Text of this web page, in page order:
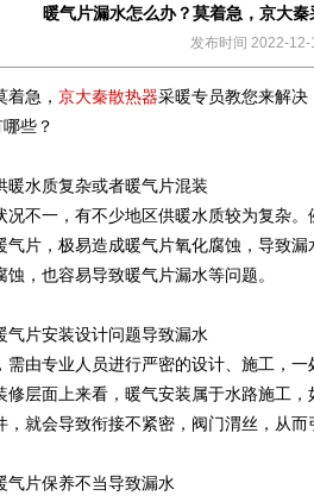
暖气片漏水怎么办？莫着急，京大秦
发布时间 2022-12-
急， 京大秦散热器采暖专员教您来解决
些？
暖水质复杂或者暖气片混装
况不一，有不少地区供暖水质较为复杂
气片，极易造成暖气片氧化腐蚀，导致
，也容易导致暖气片漏水等问题。
气片安装设计问题导致漏水
需由专业人员进行严密的设计、施工，
修层面上来看，暖气安装属于水路施工
就会导致衔接不紧密，阀门渭丝，从而
气片保养不当导致漏水